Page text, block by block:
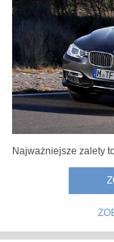
Najważniejsze zalety